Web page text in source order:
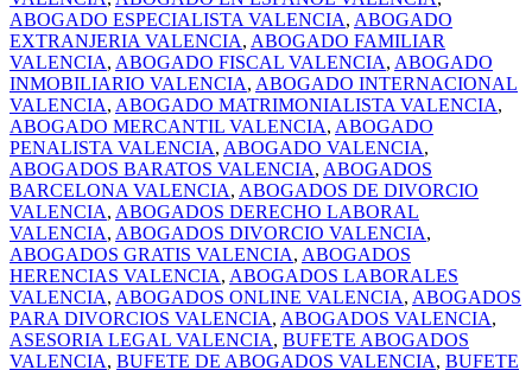
ABOGADO ESPECIALISTA VALENCIA, ABOGADO
EXTRANJERIA VALENCIA, ABOGADO FAMILIAR
VALENCIA, ABOGADO FISCAL VALENCIA, ABOGADO
INMOBILIARIO VALENCIA, ABOGADO INTERNACIONAL
VALENCIA, ABOGADO MATRIMONIALISTA VALENCIA,
ABOGADO MERCANTIL VALENCIA, ABOGADO
PENALISTA VALENCIA, ABOGADO VALENCIA,
ABOGADOS BARATOS VALENCIA, ABOGADOS
BARCELONA VALENCIA, ABOGADOS DE DIVORCIO
VALENCIA, ABOGADOS DERECHO LABORAL
VALENCIA, ABOGADOS DIVORCIO VALENCIA,
ABOGADOS GRATIS VALENCIA, ABOGADOS
HERENCIAS VALENCIA, ABOGADOS LABORALES
VALENCIA, ABOGADOS ONLINE VALENCIA, ABOGADOS
PARA DIVORCIOS VALENCIA, ABOGADOS VALENCIA,
ASESORIA LEGAL VALENCIA, BUFETE ABOGADOS
VALENCIA, BUFETE DE ABOGADOS VALENCIA, BUFETE